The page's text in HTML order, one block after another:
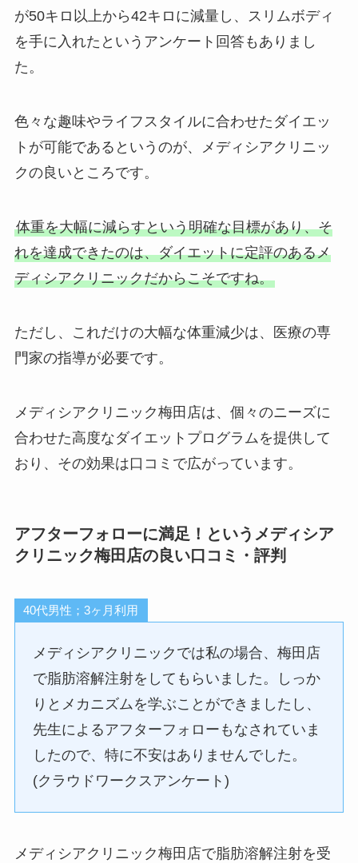
が50キロ以上から42キロに減量し、スリムボディ
を手に入れたというアンケート回答もありまし
た。
色々な趣味やライフスタイルに合わせたダイエッ
トが可能であるというのが、メディシアクリニッ
クの良いところです。
体重を大幅に減らすという明確な目標があり、そ
れを達成できたのは、ダイエットに定評のあるメ
ディシアクリニックだからこそですね。
ただし、これだけの大幅な体重減少は、医療の専
門家の指導が必要です。
メディシアクリニック梅田店は、個々のニーズに
合わせた高度なダイエットプログラムを提供して
おり、その効果は口コミで広がっています。
アフターフォローに満足！というメディシア
クリニック梅田店の良い口コミ・評判
40代男性；3ヶ月利用
メディシアクリニックでは私の場合、梅田店
で脂肪溶解注射をしてもらいました。しっか
りとメカニズムを学ぶことができましたし、
先生によるアフターフォローもなされていま
したので、特に不安はありませんでした。
(クラウドワークスアンケート)
メディシアクリニック梅田店で脂肪溶解注射を受